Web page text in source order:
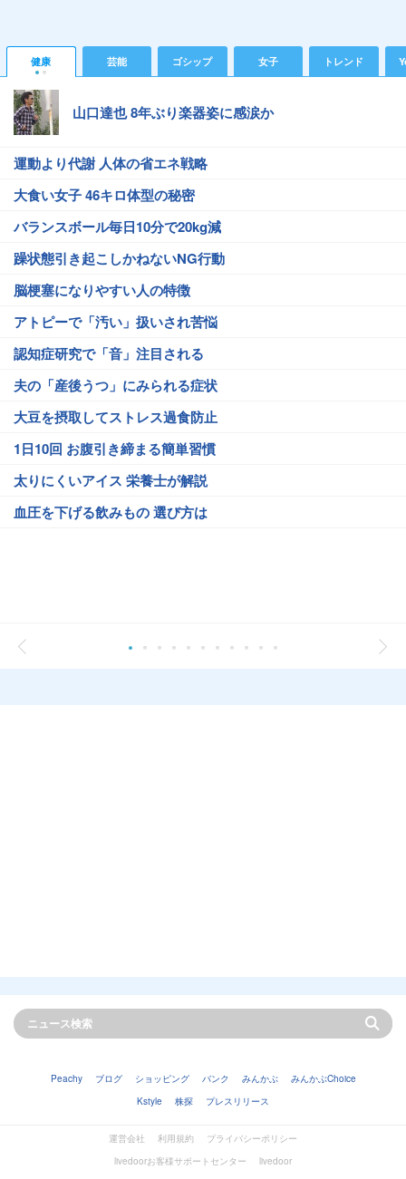
健康 芸能 ゴシップ 女子 トレンド
山口達也 8年ぶり楽器姿に感涙か
運動より代謝 人体の省エネ戦略
大食い女子 46キロ体型の秘密
バランスボール毎日10分で20kg減
躁状態引き起こしかねないNG行動
脳梗塞になりやすい人の特徴
アトピーで「汚い」扱いされ苦悩
認知症研究で「音」注目される
夫の「産後うつ」にみられる症状
大豆を摂取してストレス過食防止
1日10回 お腹引き締まる簡単習慣
太りにくいアイス 栄養士が解説
血圧を下げる飲みもの 選び方は
Peachy ブログ ショッピング バンク みんかぶ
みんかぶChoice
Kstyle
株探 プレスリリース
運営会社 利用規約
プライバシーポリシー
livedoorお客様サポートセンター
livedoor